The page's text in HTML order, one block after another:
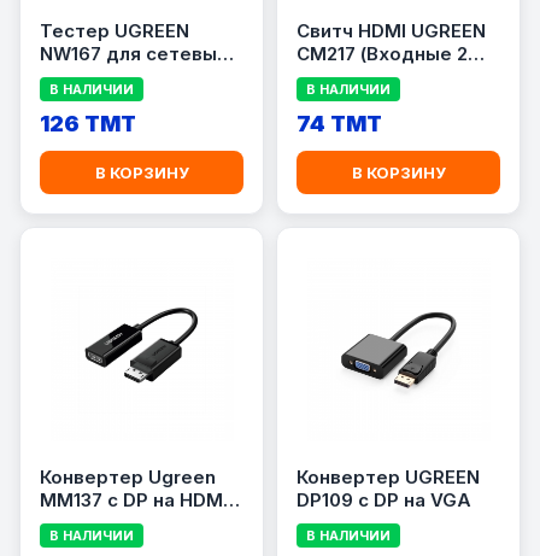
Тестер UGREEN
NW167 для сетевых
кабелей (Проверка
кабеля RJ45)
В НАЛИЧИИ
126 TMT
В КОРЗИНУ
Свитч HDMI UGREEN
CM217 (Входные 2
порта / Выходной 1
порт / 4K)
В НАЛИЧИИ
74 TMT
В КОРЗИНУ
Конвертер Ugreen
MM137 c DP на HDMI
20 см
В НАЛИЧИИ
Конвертер UGREEN
DP109 с DP на VGA
В НАЛИЧИИ